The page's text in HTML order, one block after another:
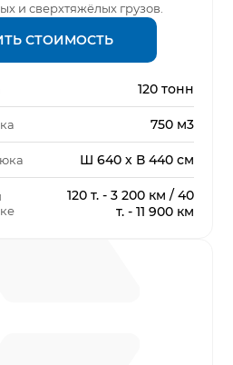
и сверхтяжёлых грузов.
СТОИМОСТЬ
120 тонн
750 м3
Ш 640 х В 440 см
120 т. - 3 200 км / 40
т. - 11 900 км